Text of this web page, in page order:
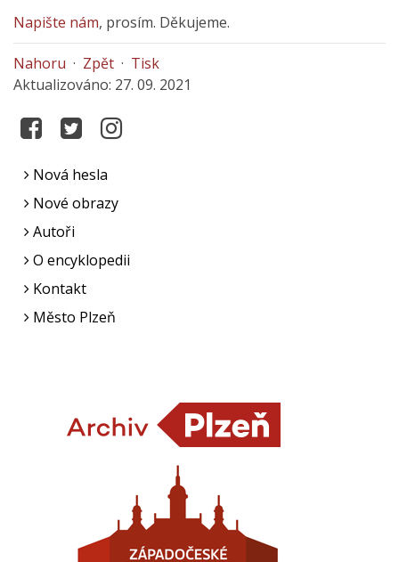
Napište nám, prosím. Děkujeme.
Nahoru · Zpět · Tisk
Aktualizováno: 27. 09. 2021
Nová hesla
Nové obrazy
Autoři
O encyklopedii
Kontakt
Město Plzeň